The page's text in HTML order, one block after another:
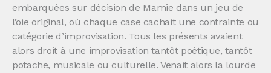
embarquées sur décision de Mamie dans un jeu de
l’oie original, où chaque case cachait une contrainte ou
catégorie d’improvisation. Tous les présents avaient
alors droit à une improvisation tantôt poétique, tantôt
potache, musicale ou culturelle. Venait alors la lourde